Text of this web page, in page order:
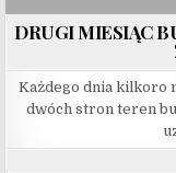
DRUGI MIESIĄC
Każdego dnia kilkoro
dwóch stron teren